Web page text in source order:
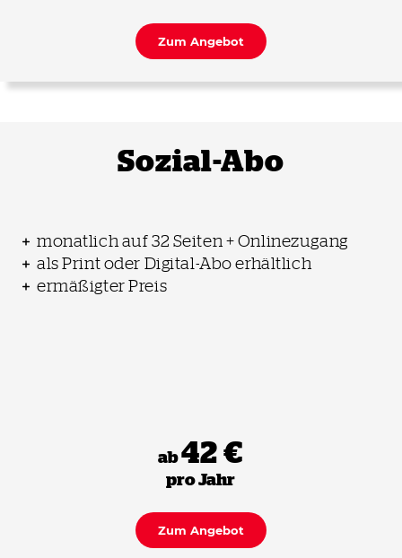
Zum Angebot
Sozial-Abo
monatlich auf 32 Seiten + Onlinezugang
als Print oder Digital-Abo erhältlich
ermäßigter Preis
ab42 €
pro Jahr
Zum Angebot